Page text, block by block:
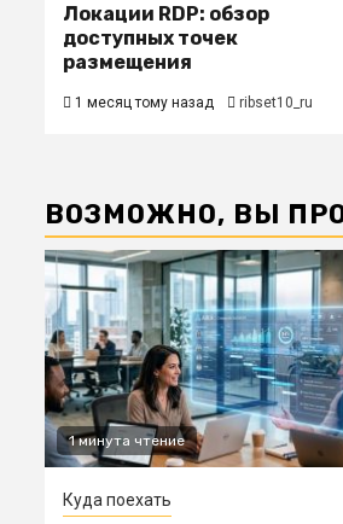
Локации RDP: обзор
доступных точек
размещения
1 месяц тому назад ribset10_ru
ВОЗМОЖНО, ВЫ
1 минута чтение
Куда поехать